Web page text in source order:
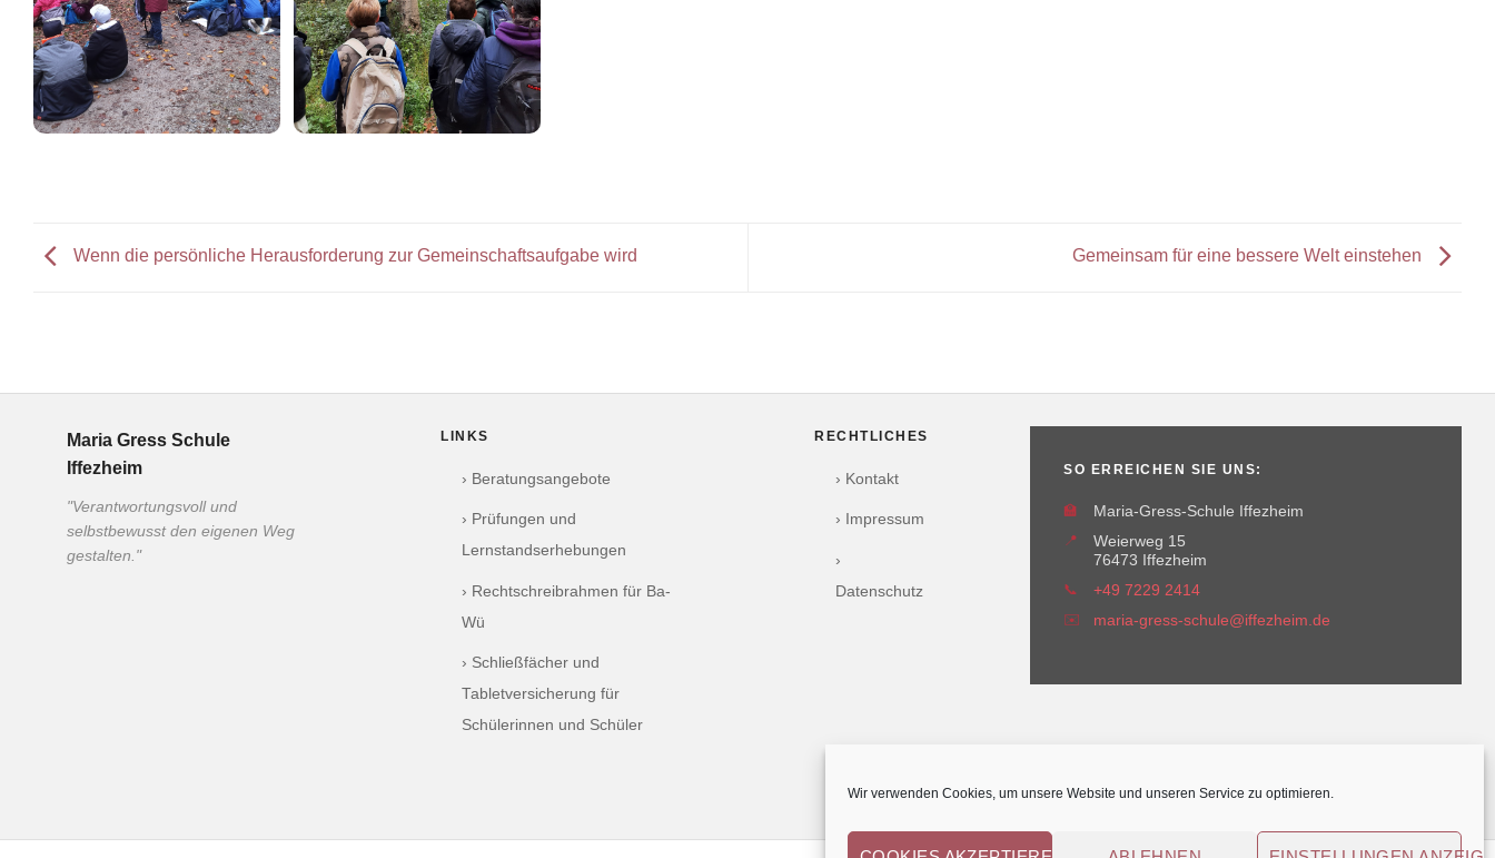
Wir verwenden Cookies, um unsere Website und unseren Service zu optimieren.
Wenn die persönliche Herausforderung zur Gemeinschaftsaufgabe wird Gemeinsam für eine bessere Welt einstehen
Maria Gress Schule
Iffezheim
"Verantwortungsvoll und
selbstbewusst den eigenen Weg
gestalten."
LINKS
› Beratungsangebote
› Prüfungen und
Lernstandserhebungen
› Rechtschreibrahmen für Ba-
Wü
› Schließfächer und
Tabletversicherung für
Schülerinnen und Schüler
RECHTLICHES
› Kontakt
› Impressum
›
Datenschutz
SO ERREICHEN SIE UNS:
🏫
Maria-Gress-Schule Iffezheim
📍
Weierweg 15
76473 Iffezheim
📞
+49 7229 2414
✉️
maria-gress-schule@iffezheim.de